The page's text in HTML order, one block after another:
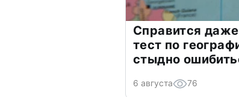
Справится
тест по
стыдно
6 августа 76